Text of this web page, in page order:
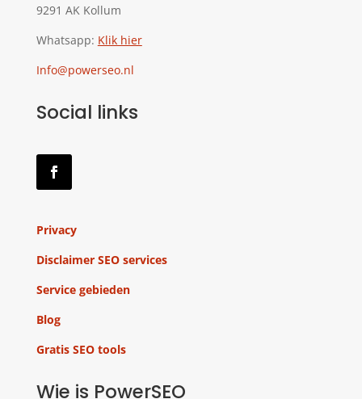
9291 AK Kollum
Whatsapp: Klik hier
Info@powerseo.nl
Social links
Privacy
Disclaimer SEO services
Service gebieden
Blog
Gratis SEO tools
Wie is PowerSEO